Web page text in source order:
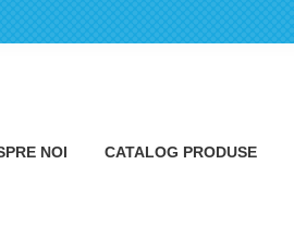
NOI CATALOG PRODUSE